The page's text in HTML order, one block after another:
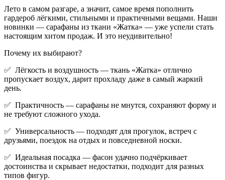
Лето в самом разгаре, а значит, самое время пополнить
гардероб лёгкими, стильными и практичными вещами. Наши
новинки — сарафаны из ткани «Жатка» — уже успели стать
настоящим хитом продаж. И это неудивительно!
Почему их выбирают?
✅ Лёгкость и воздушность — ткань «Жатка» отлично
пропускает воздух, дарит прохладу даже в самый жаркий
день.
✅ Практичность — сарафаны не мнутся, сохраняют форму и
не требуют сложного ухода.
✅ Универсальность — подходят для прогулок, встреч с
друзьями, поездок на отдых и повседневной носки.
✅ Идеальная посадка — фасон удачно подчёркивает
достоинства и скрывает недостатки, подходит для разных
типов фигур.